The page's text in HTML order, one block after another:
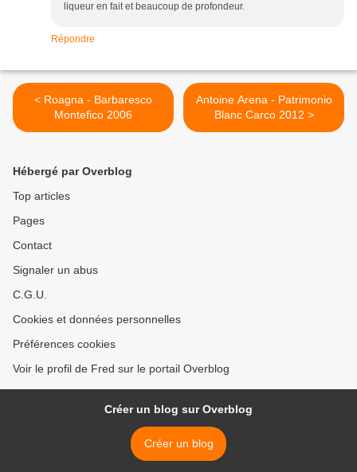
liqueur en fait et beaucoup de profondeur.
Répondre
< Roagna - Barbaresco
Montefico 2006
Antoine Arena - Patrimonio
Blanc Carco 2012 >
Hébergé par Overblog
Top articles
Pages
Contact
Signaler un abus
C.G.U.
Cookies et données personnelles
Préférences cookies
Voir le profil de Fred sur le portail Overblog
Créer un blog sur Overblog
Créer un blog